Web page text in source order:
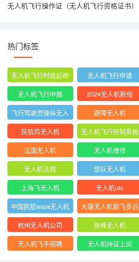
无人机飞行操作证（无人机飞行资格证书）
热门标签
无人机飞行时收起襟
翼
无人机飞行申请
无人机飞行申报
2024无人机新规
飞行驾驶员操纵无人
机坡度转弯时
避障无人机
民航局无人机
无人机飞行控制系统
中的pid控制器
法国无人机
无人机维修
无人机法规
部队无人机
上海飞无人机
无人机utc
中国民航aopa无人机
驾驶员合格证
大疆无人机能飞多远
杭州无人机公司
张峰无人机
无人机飞手招聘
无人机持证上岗